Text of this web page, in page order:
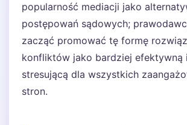
popularność mediacji jako
postępowań sądowych;
zacząć promować tę formę
konfliktów jako bardziej efektywną
stresującą dla wszystkich
stron.